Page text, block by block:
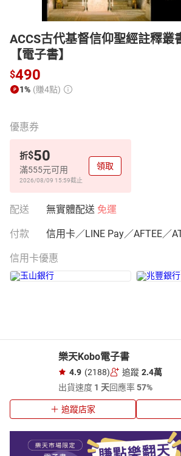
ACCS古代基督信仰聖經註釋叢
【電子書】
$490
1% (賺4點)
優惠券
折$50
滿555元可用
2026/08/09 15:59截止
領取
配送 無實體配送 免運
付款 信用卡／LINE Pay／AFTEE／
信用卡優惠
樂天Kobo電子書
4.9 (2188) 追蹤 2.4萬
出貨速度 1 天回應率57%
追蹤店家